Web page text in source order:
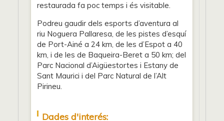
restaurada fa poc temps i és visitable.
Podreu gaudir dels esports d’aventura al
riu Noguera Pallaresa, de les pistes d’esquí
de Port-Ainé a 24 km, de les d’Espot a 40
km, i de les de Baqueira-Beret a 50 km; del
Parc Nacional d’Aigüestortes i Estany de
Sant Maurici i del Parc Natural de l’Alt
Pirineu.
Dades d'interés: